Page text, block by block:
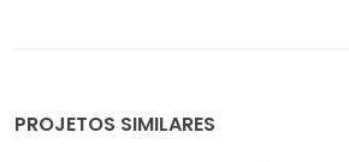
PROJETOS SIMILARES